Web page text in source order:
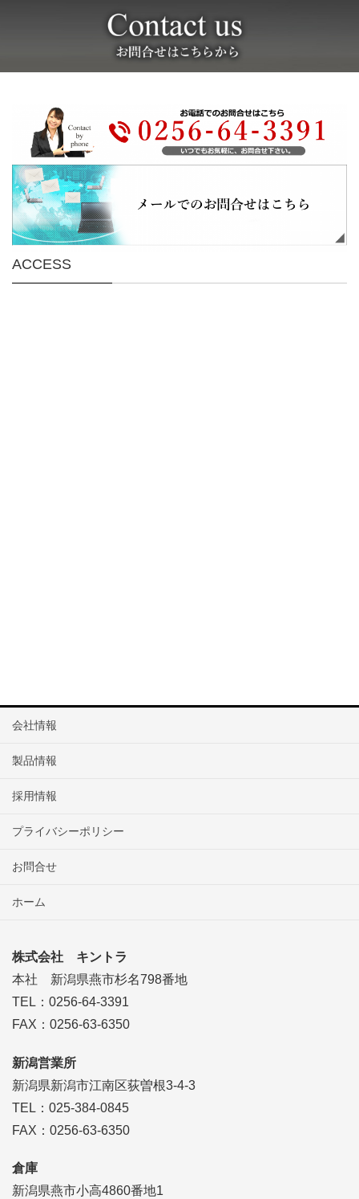
ACCESS
会社情報
製品情報
採用情報
プライバシーポリシー
お問合せ
ホーム
株式会社 キントラ
本社 新潟県燕市杉名798番地
TEL：0256-64-3391
FAX：0256-63-6350
新潟営業所
新潟県新潟市江南区荻曽根3-4-3
TEL：025-384-0845
FAX：0256-63-6350
倉庫
新潟県燕市小高4860番地1